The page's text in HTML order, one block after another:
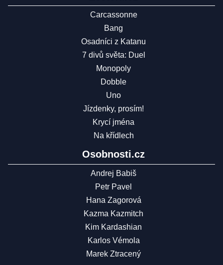
Carcassonne
Bang
Osadníci z Katanu
7 divů světa: Duel
Monopoly
Dobble
Uno
Jízdenky, prosím!
Krycí jména
Na křídlech
Osobnosti.cz
Andrej Babiš
Petr Pavel
Hana Zagorová
Kazma Kazmitch
Kim Kardashian
Karlos Vémola
Marek Ztracený